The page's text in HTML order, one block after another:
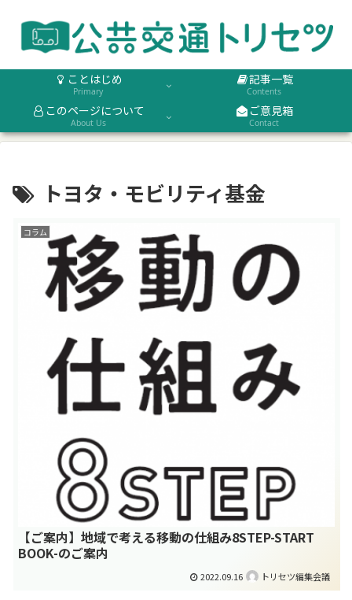
ことはじめ
Primary
記事一覧
Contents
このページについて
About Us
ご意見箱
Contact
トヨタ・モビリティ基金
コラム
【ご案内】地域で考える移動の仕組み8STEP-START
BOOK-のご案内
2022.09.16 トリセツ編集会議